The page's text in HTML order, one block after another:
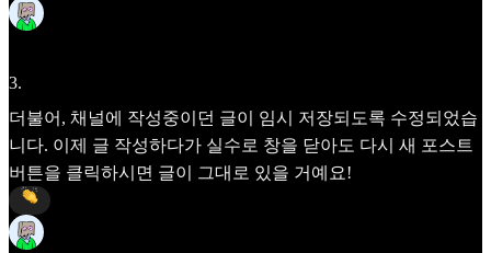
3.
더불어, 채널에 작성중이던 글이 임시 저장되도록 수정되었습
니다. 이제 글 작성하다가 실수로 창을 닫아도 다시 새 포스트
버튼을 클릭하시면 글이 그대로 있을 거예요!